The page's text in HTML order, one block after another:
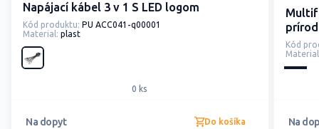
Napájací kábel 3 v 1 S LED logom
Kód produktu: PU ACC041-q00001
Material: plast
0 ks
Na dopyt Do košíka
Kód
Na